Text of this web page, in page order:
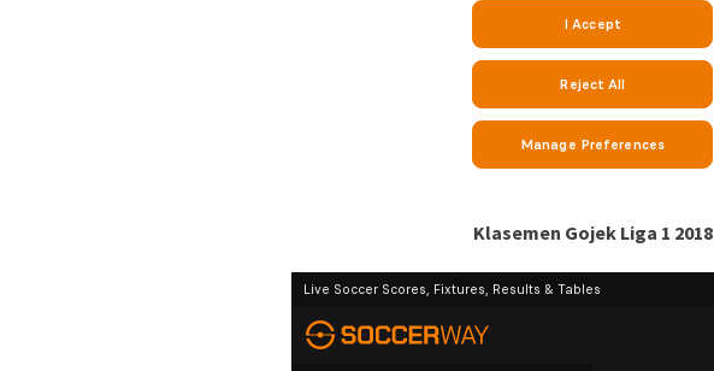
Klasemen Gojek Liga 1 2018